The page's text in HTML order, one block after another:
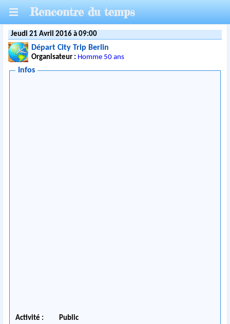
Rencontre du temps
Jeudi 21 Avril 2016 à 09:00
Départ City Trip Berlin
Organisateur : Homme 50 ans
Infos
Activité :
Public